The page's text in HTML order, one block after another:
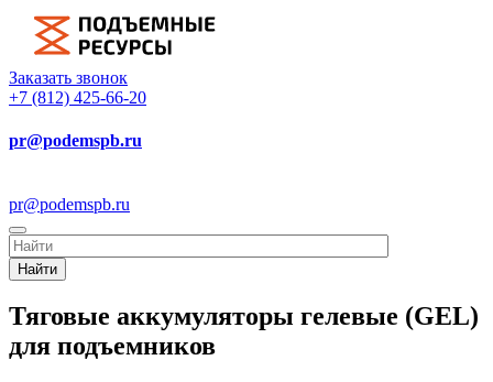
Заказать звонок
+7 (812) 425-66-20
pr@podemspb.ru
pr@podemspb.ru
Найти
Тяговые аккумуляторы гелевые (GEL)
для подъемников